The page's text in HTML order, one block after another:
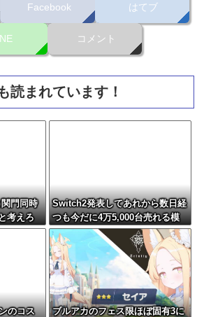
Facebook はてブ
コメント
読まれています！
門同時
考えろ
Switch2発表してあれから数日経
つも今だに4万5,000台売れる模
様・・・・・・
のコス
ブルアカのフェス限ほぼ固有3に